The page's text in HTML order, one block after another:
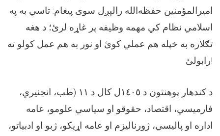
امیرالمؤمنین حفظه‌الله رالېږل سوی پيغام: تاسي به په
اسلامي نظام کي مهمه وظیفه پر غاړه لرئ؛ د هغه
تګلاره به خپله هم عملي کوئ او نور به هم عمل کولو ته
رابولئ!
د کندهار پوهنتون د ١٤٠٥ل کال د ١۱ (طب، انجنیري،
فارمیسي، اقتصاد، حقوقو او سیاسي علومو، عامه
اداره او پالیسي، ژورنالیزم او عامه اړیکو، ژبو او ادبیاتو،